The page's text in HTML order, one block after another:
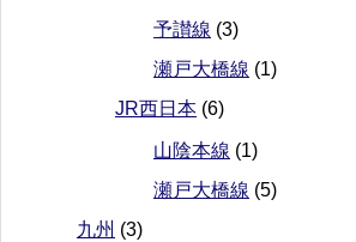
予讃線 (3)
瀬戸大橋線 (1)
JR西日本 (6)
山陰本線 (1)
瀬戸大橋線 (5)
九州 (3)